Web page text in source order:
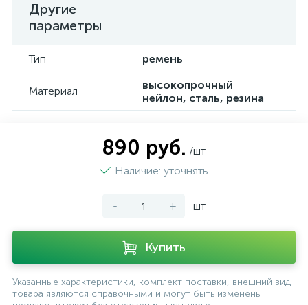
Другие
параметры
Тип ремень
Материал
высокопрочный
нейлон, сталь, резина
890 руб. /шт
Наличие: уточнять
- + шт
Купить
Указанные характеристики, комплект поставки, внешний вид
товара являются справочными и могут быть изменены